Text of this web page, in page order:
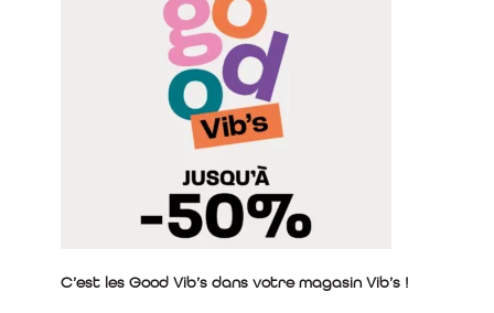
C’est les Good Vib’s dans votre magasin Vib’s !